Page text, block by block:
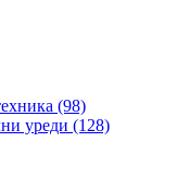
(98)
уреди (128)